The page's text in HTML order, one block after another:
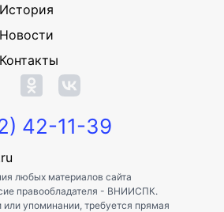
История
Новости
Контакты
42-11-39
любых материалов сайта
правообладателя - ВНИИСПК.
или упоминании, требуется прямая